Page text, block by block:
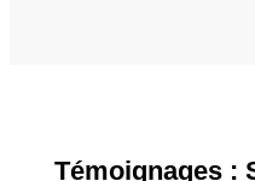
Témoignages :